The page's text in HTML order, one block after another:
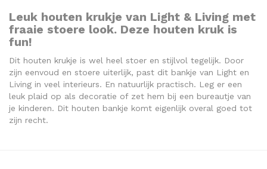
Leuk houten krukje van Light & Living met
fraaie stoere look. Deze houten kruk is
fun!
Dit houten krukje is wel heel stoer en stijlvol tegelijk. Door
zijn eenvoud en stoere uiterlijk, past dit bankje van Light en
Living in veel interieurs. En natuurlijk practisch. Leg er een
leuk plaid op als decoratie of zet hem bij een bureautje van
je kinderen. Dit houten bankje komt eigenlijk overal goed tot
zijn recht.